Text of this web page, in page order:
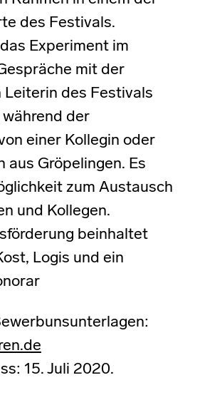
des Festivals.
Experiment im
mit der
Leiterin des Festivals
der
einer Kollegin oder
aus Gröpelingen. Es
zum Austausch
und Kollegen.
beinhaltet
Logis und ein
15. Juli 2020.